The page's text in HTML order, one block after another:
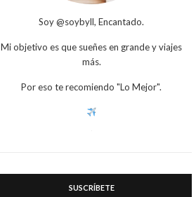
Soy @soybyll, Encantado.
Mi objetivo es que sueñes en grande y viajes
más.
Por eso te recomiendo "Lo Mejor".
SUSCRÍBETE